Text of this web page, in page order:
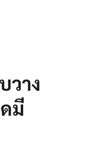
วาง
มี